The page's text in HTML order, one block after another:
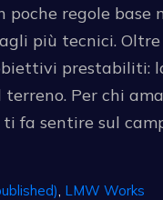
regole base
più tecnici.
prestabiliti:
Per chi
fa sentire sul
LMW Works